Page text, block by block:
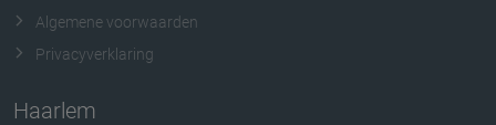
Algemene voorwaarden
Privacyverklaring
Haarlem